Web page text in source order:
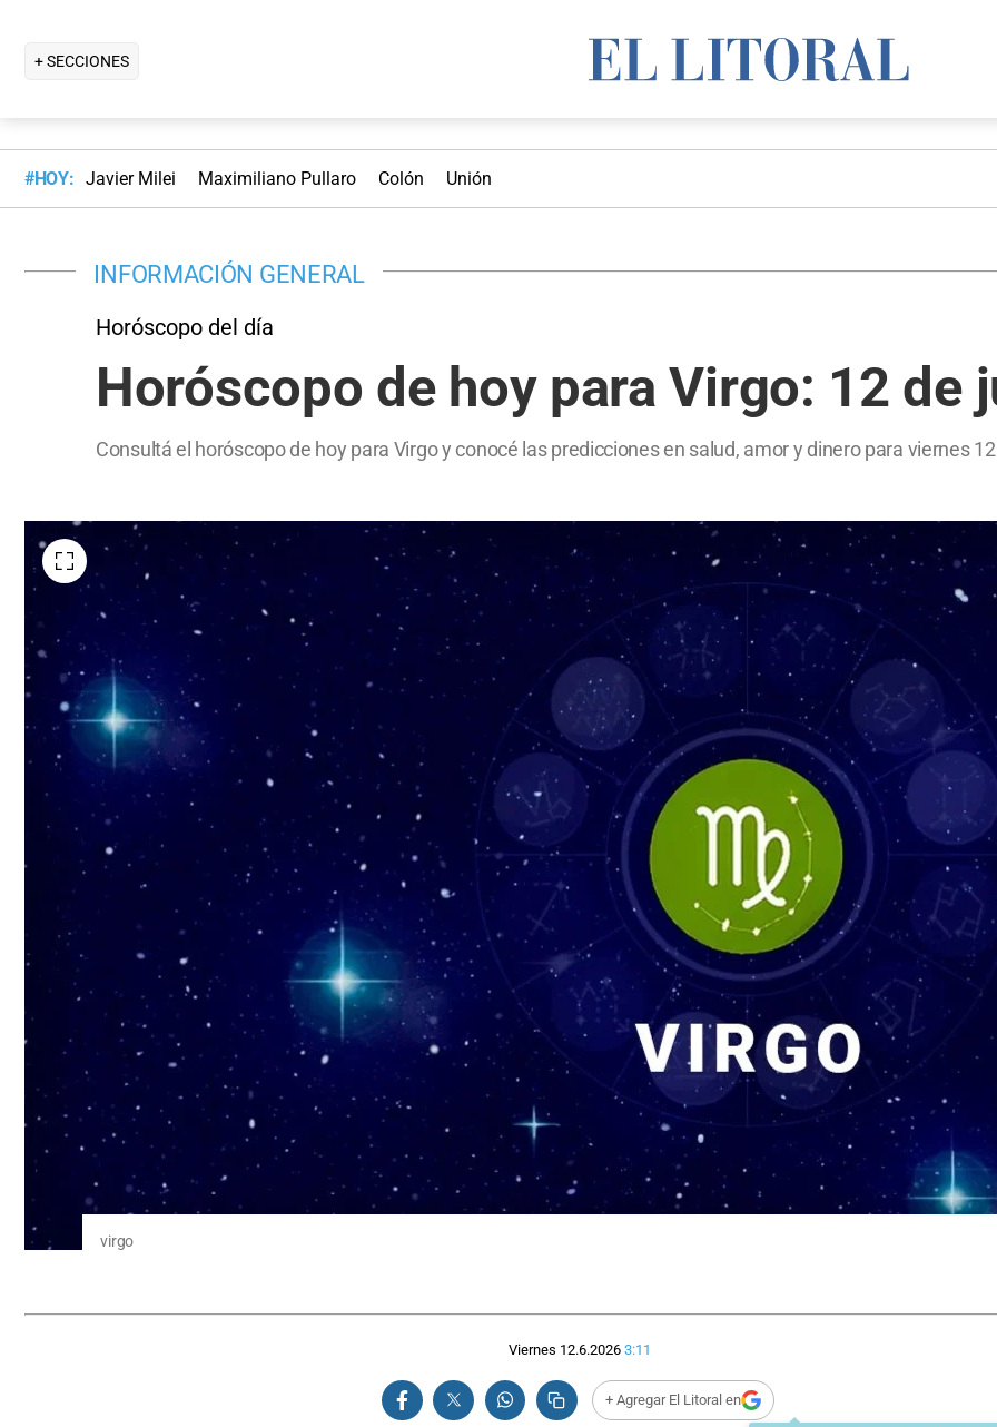
+ SECCIONES
#HOY: Javier Milei Maximiliano Pullaro Colón Unión
INFORMACIÓN GENERAL
Horóscopo del día
Horóscopo de hoy para Virgo: 12 de
Consultá el horóscopo de hoy para Virgo y conocé las predicciones en salud, amor y dinero para viernes
virgo
Viernes 12.6.2026 3:11
+ Agregar El Litoral en